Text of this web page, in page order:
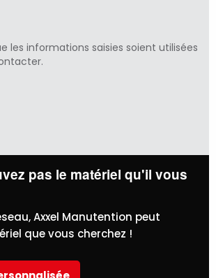
les informations saisies soient utilisées
pas le matériel qu'il vous
Axxel Manutention peut
que vous cherchez !